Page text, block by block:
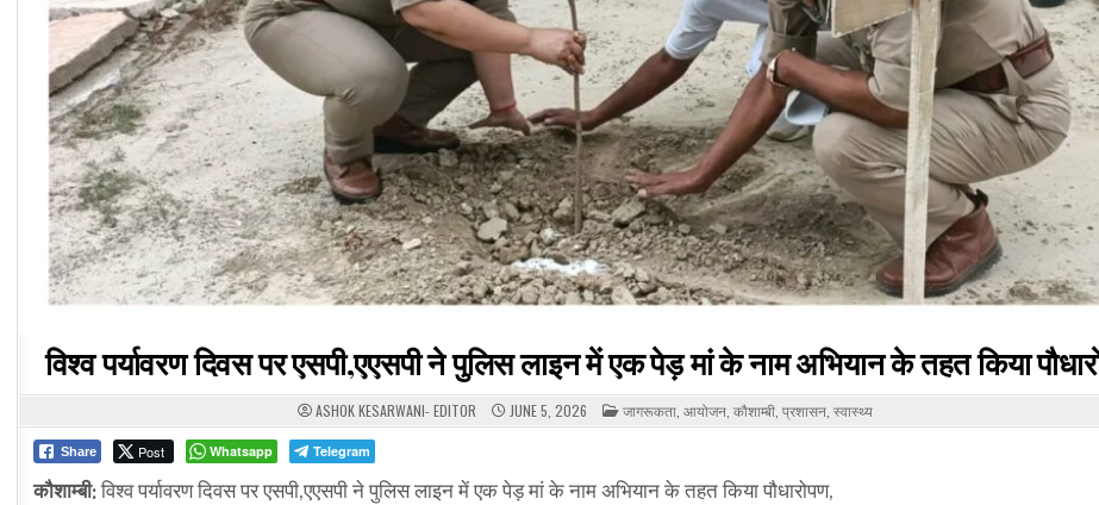
विश्व पर्यावरण दिवस पर एसपी,एएसपी ने पुलिस लाइन में एक पेड़ मां के नाम अभियान के तहत किया
ASHOK KESARWANI- EDITOR JUNE 5, 2026 POSTED
IN
जागरूकता, आयोजन, कौशाम्बी, प्रशासन, स्वास्थ्य
Share Post Whatsapp Telegram
कौशाम्बी:विश्व पर्यावरण दिवस पर एसपी,एएसपी ने पुलिस लाइन में एक पेड़ मां के नाम अभियान के तहत किया पौधारोपण,